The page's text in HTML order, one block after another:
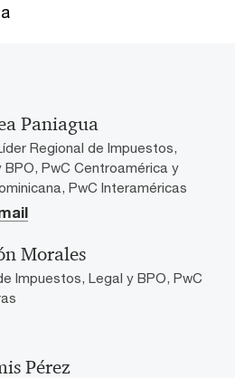
Paniagua
Regional de Impuestos,
BPO, PwC Centroamérica y
PwC Interaméricas
Morales
Impuestos, Legal y BPO, PwC
Pérez